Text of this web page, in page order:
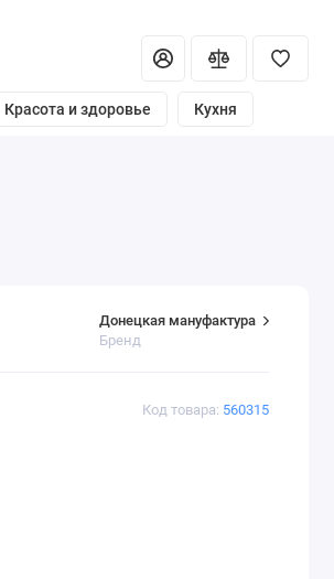
Красота и здоровье Кухня
Код товара: 560315
Донецкая мануфактура
Бренд